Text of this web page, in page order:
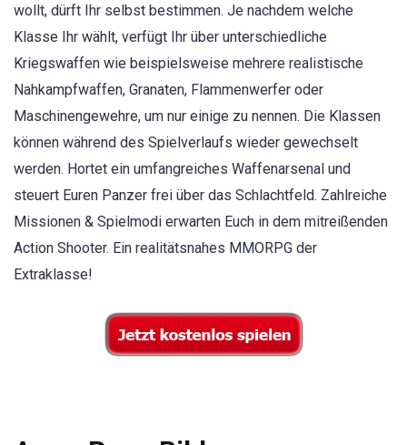
wollt, dürft Ihr selbst bestimmen. Je nachdem welche
Klasse Ihr wählt, verfügt Ihr über unterschiedliche
Kriegswaffen wie beispielsweise mehrere realistische
Nahkampfwaffen, Granaten, Flammenwerfer oder
Maschinengewehre, um nur einige zu nennen. Die Klassen
können während des Spielverlaufs wieder gewechselt
werden. Hortet ein umfangreiches Waffenarsenal und
steuert Euren Panzer frei über das Schlachtfeld. Zahlreiche
Missionen & Spielmodi erwarten Euch in dem mitreißenden
Action Shooter. Ein realitätsnahes MMORPG der
Extraklasse!